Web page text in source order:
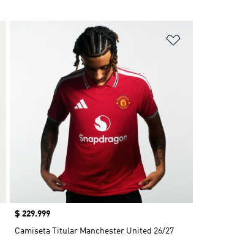
Añadir a la lista de deseos
Precio
$ 229.999
Camiseta Titular Manchester United 26/27